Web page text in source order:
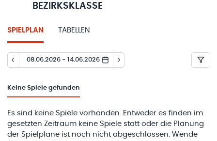
BEZIRKSKLASSE
SPIELPLAN TABELLEN
08.06.2026 - 14.06.2026
Keine Spiele gefunden
Es sind keine Spiele vorhanden. Entweder es finden im
gesetzten Zeitraum keine Spiele statt oder die Planung
der Spielpläne ist noch nicht abgeschlossen. Wende